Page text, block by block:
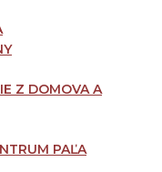
Z DOMOVA A
PAĽA